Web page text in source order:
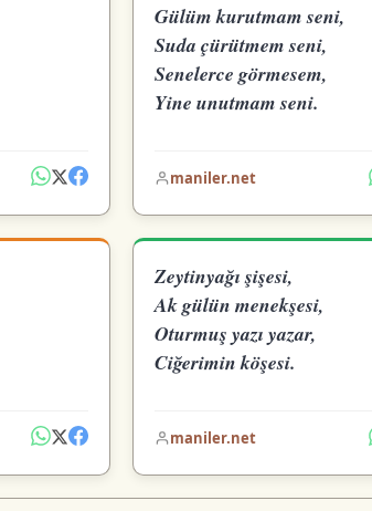
Gülüm kurutmam seni,
Suda çürütmem seni,
Senelerce görmesem,
Yine unutmam seni.
maniler.net
Zeytinyağı şişesi,
Ak gülün menekşesi,
Oturmuş yazı yazar,
Ciğerimin köşesi.
maniler.net